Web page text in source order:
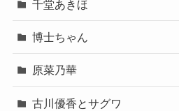
千堂あきほ
博士ちゃん
原菜乃華
古川優香とサグワ